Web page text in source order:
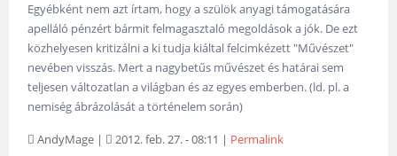
Egyébként nem azt írtam, hogy a szülök anyagi támogatására
apelláló pénzért bármit felmagasztaló megoldások a jók. De ezt
közhelyesen kritizálni a ki tudja kiáltal felcimkézett "Művészet"
nevében visszás. Mert a nagybetűs művészet és határai sem
teljesen változatlan a világban és az egyes emberben. (ld. pl. a
nemiség ábrázolását a történelem során)
AndyMage | 2012. feb. 27. - 08:11 | Permalink